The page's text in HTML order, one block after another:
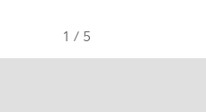
1 / 5